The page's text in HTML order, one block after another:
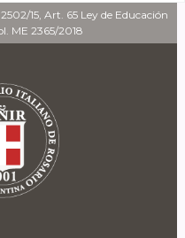
15, Art. 65 Ley de Educación
ME 2365/2018